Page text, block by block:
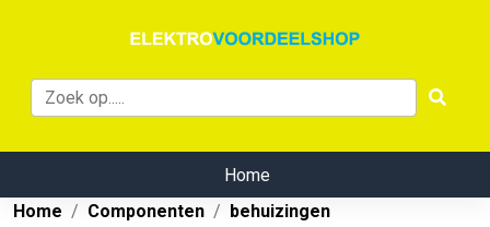
Home
Home
Componenten
behuizingen